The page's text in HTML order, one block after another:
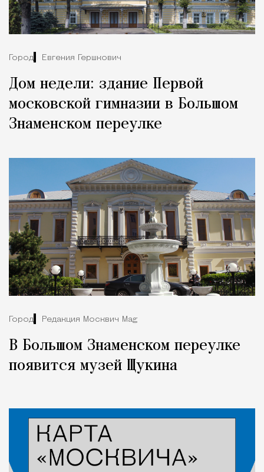
Город Евгения Гершкович
Дом недели: здание Первой
московской гимназии в Большом
Знаменском переулке
Город Редакция Москвич Mag
В Большом Знаменском переулке
появится музей Щукина